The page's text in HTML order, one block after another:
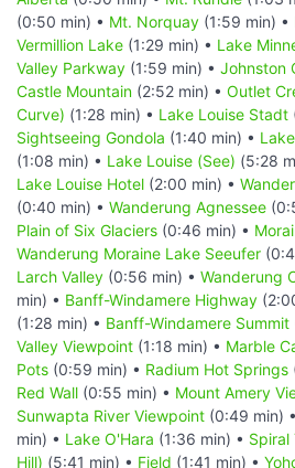
(0:50 min) • Mt. Norquay (1:59 min) •
Vermillion Lake (1:29 min) • Lake
Valley Parkway (1:59 min) • Johnston
Castle Mountain (2:52 min) • Outlet
Curve) (1:28 min) • Lake Louise Stadt
Sightseeing Gondola (1:40 min) •
(1:08 min) • Lake Louise (See) (5:28
Lake Louise Hotel (2:00 min) •
(0:40 min) • Wanderung Agnessee
Plain of Six Glaciers (0:46 min) •
Wanderung Moraine Lake Seeufer
Larch Valley (0:56 min) • Wanderung
min) • Banff-Windamere Highway
(1:28 min) • Banff-Windamere Summit
Valley Viewpoint (1:18 min) • Marble
Pots (0:59 min) • Radium Hot Springs
Red Wall (0:55 min) • Mount Amery
Sunwapta River Viewpoint (0:49 min) •
min) • Lake O'Hara (1:36 min) • Spiral
Hill) (5:41 min) • Field (1:41 min) •